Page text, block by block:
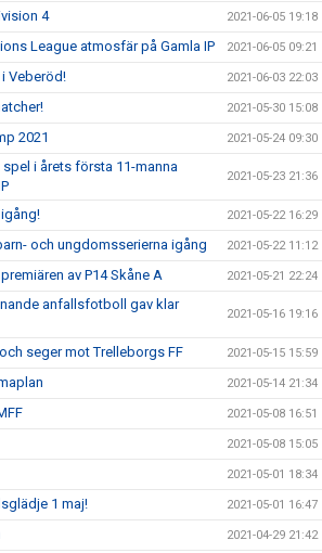
4 2021-06-05 19:18
League atmosfär på Gamla IP 2021-06-05 09:21
Veberöd! 2021-06-03 22:03
2021-05-30 15:08
2021 2021-05-24 09:30
spel i årets första 11-manna
2021-05-23 21:36
2021-05-22 16:29
och ungdomsserierna igång 2021-05-22 11:12
av P14 Skåne A 2021-05-21 22:24
anfallsfotboll gav klar
2021-05-16 19:16
seger mot Trelleborgs FF 2021-05-15 15:59
2021-05-14 21:34
2021-05-08 16:51
2021-05-08 15:05
2021-05-01 18:34
1 maj! 2021-05-01 16:47
2021-04-29 21:42